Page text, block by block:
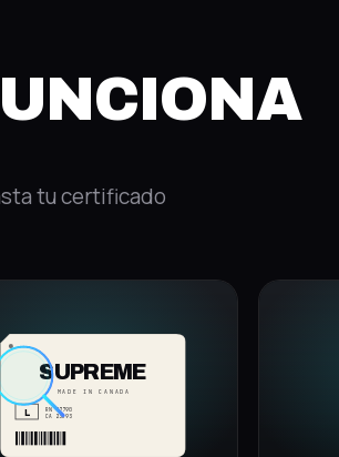
tu certificado
SUPREME
MADE IN CANADA
L
RN 87790
CA 23593